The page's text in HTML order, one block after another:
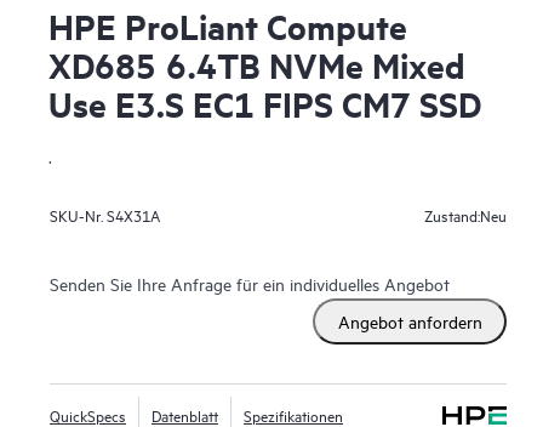
HPE ProLiant Compute
XD685 6.4TB NVMe Mixed
Use E3.S EC1 FIPS CM7 SSD
SKU-Nr. S4X31A Zustand:Neu
Senden Sie Ihre Anfrage für ein individuelles Angebot
Angebot anfordern
QuickSpecs Datenblatt Spezifikationen